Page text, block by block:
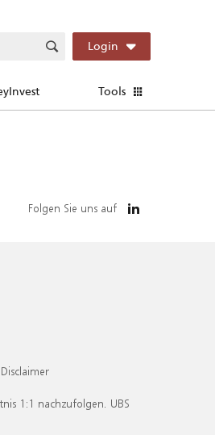
Login
Tools
Folgen Sie uns auf
1:1 nachzufolgen. UBS